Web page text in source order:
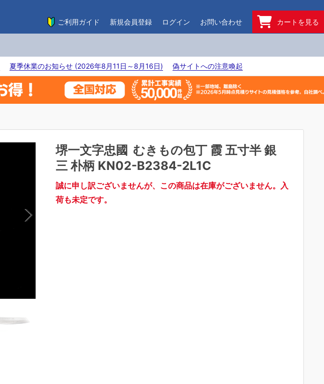
ご利用ガイド 新規会員登録 ログイン お問い合わせ カートを見る
夏季休業のお知らせ (2026年8月11日～8月16日) 偽サイトへの注意喚起
堺一文字忠國 むきもの包丁 霞 五寸半 銀
三 朴柄 KN02-B2384-2L1C
誠に申し訳ございませんが、この商品は在庫がございません。入
荷も未定です。